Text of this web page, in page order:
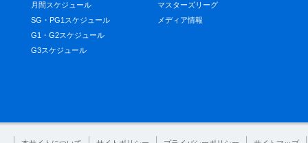
月間スケジュール
SG・PG1スケジュール
G1・G2スケジュール
G3スケジュール
マスターズリーグ
メディア情報